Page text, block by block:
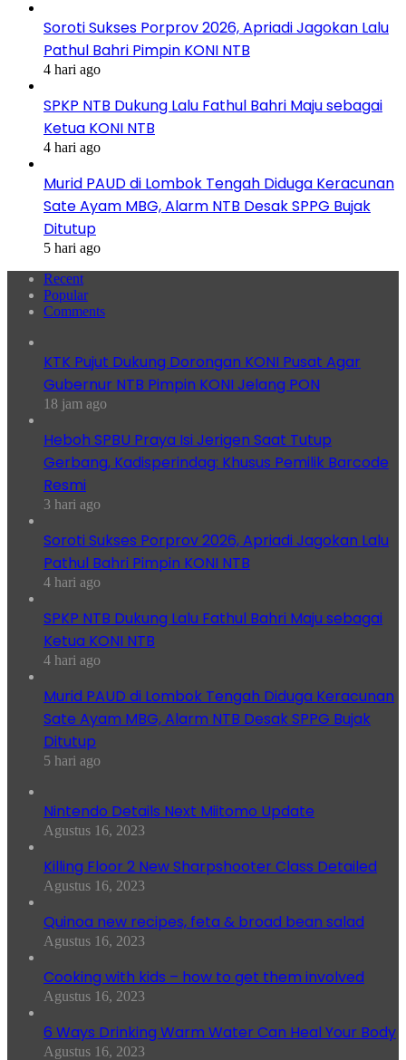
Soroti Sukses Porprov 2026, Apriadi Jagokan Lalu
Pathul Bahri Pimpin KONI NTB
4 hari ago
SPKP NTB Dukung Lalu Fathul Bahri Maju sebagai
Ketua KONI NTB
4 hari ago
Murid PAUD di Lombok Tengah Diduga Keracunan
Sate Ayam MBG, Alarm NTB Desak SPPG Bujak
Ditutup
5 hari ago
Recent
Popular
Comments
KTK Pujut Dukung Dorongan KONI Pusat Agar
Gubernur NTB Pimpin KONI Jelang PON
18 jam ago
Heboh SPBU Praya Isi Jerigen Saat Tutup
Gerbang, Kadisperindag: Khusus Pemilik Barcode
Resmi
3 hari ago
Soroti Sukses Porprov 2026, Apriadi Jagokan Lalu
Pathul Bahri Pimpin KONI NTB
4 hari ago
SPKP NTB Dukung Lalu Fathul Bahri Maju sebagai
Ketua KONI NTB
4 hari ago
Murid PAUD di Lombok Tengah Diduga Keracunan
Sate Ayam MBG, Alarm NTB Desak SPPG Bujak
Ditutup
5 hari ago
Nintendo Details Next Miitomo Update
Agustus 16, 2023
Killing Floor 2 New Sharpshooter Class Detailed
Agustus 16, 2023
Quinoa new recipes, feta & broad bean salad
Agustus 16, 2023
Cooking with kids – how to get them involved
Agustus 16, 2023
6 Ways Drinking Warm Water Can Heal Your Body
Agustus 16, 2023